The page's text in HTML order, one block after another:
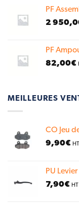
PF
2
PF
82,00€
MEILLEURES
CO Jeu
9,90€ HT
PU
7,90€ HT